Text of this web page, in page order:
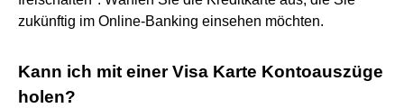
zukünftig im Online-Banking einsehen möchten.
Kann ich mit einer Visa Karte Kontoauszüge
holen?